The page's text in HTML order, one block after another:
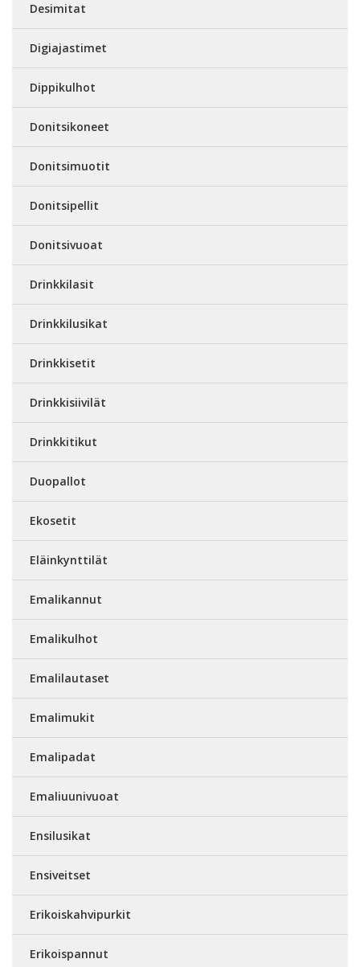
Desimitat
Digiajastimet
Dippikulhot
Donitsikoneet
Donitsimuotit
Donitsipellit
Donitsivuoat
Drinkkilasit
Drinkkilusikat
Drinkkisetit
Drinkkisiivilät
Drinkkitikut
Duopallot
Ekosetit
Eläinkynttilät
Emalikannut
Emalikulhot
Emalilautaset
Emalimukit
Emalipadat
Emaliuunivuoat
Ensilusikat
Ensiveitset
Erikoiskahvipurkit
Erikoispannut